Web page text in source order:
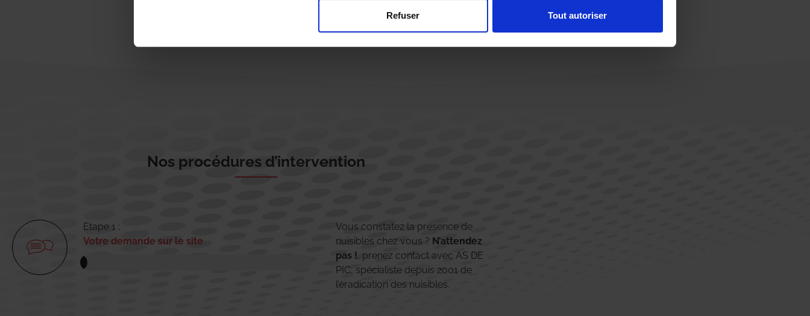
Refuser Tout autoriser
Nos procédures d’intervention
Etape 1 :
Votre demande sur le site
Vous constatez la présence de
nuisibles chez vous ? N’attendez
pas !, prenez contact avec AS DE
PIC, spécialiste depuis 2001 de
l’éradication des nuisibles.